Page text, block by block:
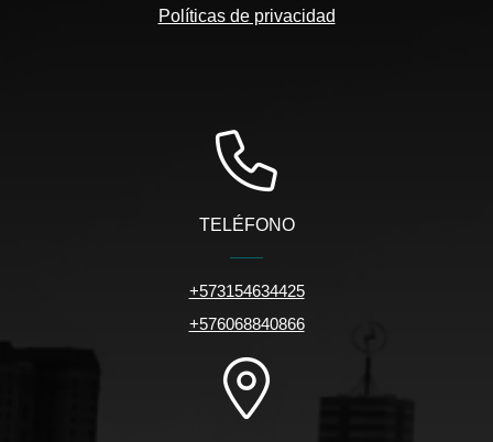
Políticas de privacidad
TELÉFONO
+573154634425
+576068840866